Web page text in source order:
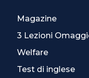
Magazine
3 Lezioni
Welfare
Test di inglese